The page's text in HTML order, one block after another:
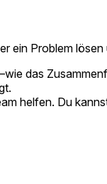
ein Problem
das
helfen. Du